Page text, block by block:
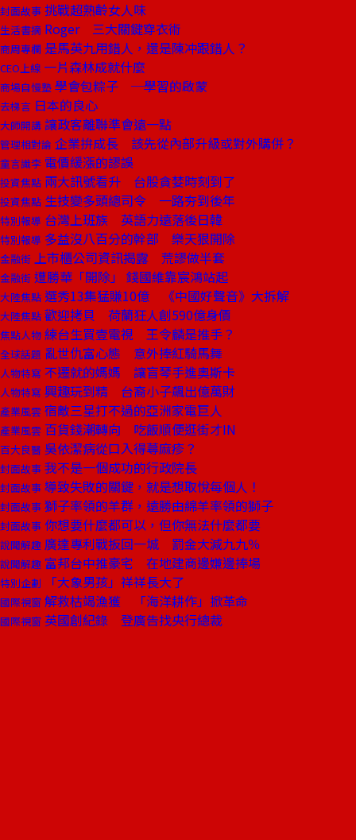
封面故事 挑戰超熟齡女人味
生活書摘 Roger 三大關鍵穿衣術
商周專欄 是馬英九用錯人，還是陳冲跟錯人？
CEO上線 一片森林成就什麼
商場自慢塾 學會包粽子 ─學習的啟蒙
去梯言 日本的良心
大師開講 讓政客離聯準會遠一點
管理相對論 企業拚成長 該先從內部升級或對外購併？
童言識李 電價緩漲的謬誤
投資焦點 兩大訊號看升 台股貪婪時刻到了
投資焦點 生技變多頭總司令 一路夯到後年
特別報導 台灣上班族 英語力遠落後日韓
特別報導 多益沒八百分的幹部 樂天狠開除
金融街 上市櫃公司資訊揭露 荒謬做半套
金融街 遭勝華「開除」 錢國維靠宸鴻站起
大陸焦點 選秀13集猛賺10億 《中國好聲音》大拆解
大陸焦點 歡迎拷貝 荷蘭狂人創590億身價
焦點人物 練台生買壹電視 王令麟是推手？
全球話題 亂世仇富心態 意外捧紅騎馬舞
人物特寫 不遷就的媽媽 讓盲琴手進奧斯卡
人物特寫 興趣玩到精 台裔小子飆出億萬財
產業風雲 宿敵三星打不過的亞洲家電巨人
產業風雲 百貨錢潮轉向 吃飯順便逛街才IN
百大良醫 吳依潔病從口入得蕁麻疹？
封面故事 我不是一個成功的行政院長
封面故事 導致失敗的關鍵，就是想取悅每個人！
封面故事 獅子率領的羊群，遠勝由綿羊率領的獅子
封面故事 你想要什麼都可以，但你無法什麼都要
說聞解趣 廣達專利戰扳回一城 罰金大減九九％
說聞解趣 富邦台中推豪宅 在地建商邊嫌邊捧場
特別企劃 「大象男孩」祥祥長大了
國際視窗 解救枯竭漁獲 「海洋耕作」掀革命
國際視窗 英國創紀錄 登廣告找央行總裁